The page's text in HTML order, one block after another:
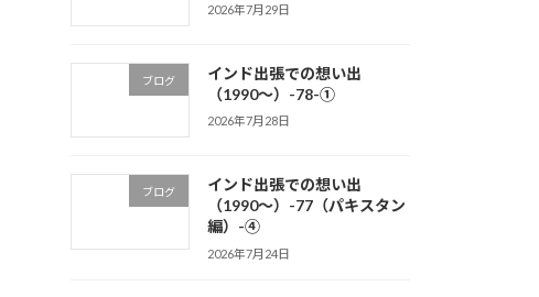
2026年7月29日
ブログ
インド出張での想い出
（1990～）-78-①
2026年7月28日
ブログ
インド出張での想い出
（1990～）-77（パキスタン
編）-④
2026年7月24日